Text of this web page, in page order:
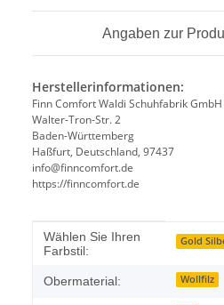
Angaben zur
Herstellerinformationen:
Finn Comfort Waldi Schuhfabrik GmbH
Walter-Tron-Str. 2
Baden-Württemberg
Haßfurt, Deutschland, 97437
info@finncomfort.de
https://finncomfort.de
Produkteigenschaft
Wert
Wählen Sie Ihren
Farbstil:
Gold
Obermaterial: Wollfilz